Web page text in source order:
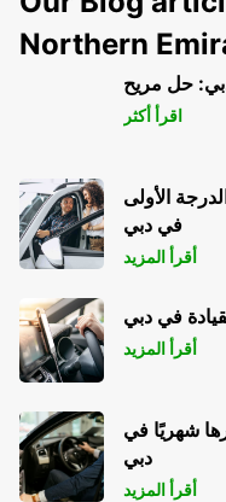
Northern
حل مريح
اقرأ أكثر
الأولى
في دبي
أقرأ المزيد
في دبي
أقرأ المزيد
شهريًا في
دبي
أقرأ المزيد